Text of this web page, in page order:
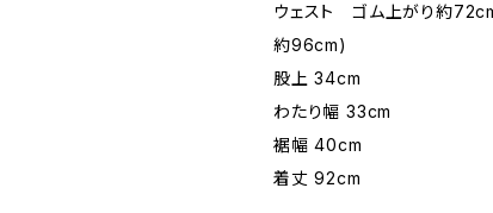
ウェスト ゴム上がり約
約96cm)
股上 34cm
わたり幅 33cm
裾幅 40cm
着丈 92cm